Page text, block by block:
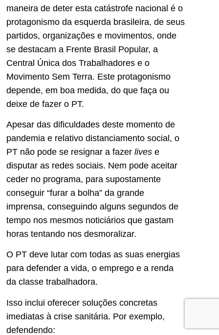
maneira de deter esta catástrofe nacional é o
protagonismo da esquerda brasileira, de seus
partidos, organizações e movimentos, onde
se destacam a Frente Brasil Popular, a
Central Única dos Trabalhadores e o
Movimento Sem Terra. Este protagonismo
depende, em boa medida, do que faça ou
deixe de fazer o PT.
Apesar das dificuldades deste momento de
pandemia e relativo distanciamento social, o
PT não pode se resignar a fazer lives e
disputar as redes sociais. Nem pode aceitar
ceder no programa, para supostamente
conseguir “furar a bolha” da grande
imprensa, conseguindo alguns segundos de
tempo nos mesmos noticiários que gastam
horas tentando nos desmoralizar.
O PT deve lutar com todas as suas energias
para defender a vida, o emprego e a renda
da classe trabalhadora.
Isso inclui oferecer soluções concretas
imediatas à crise sanitária. Por exemplo,
defendendo: